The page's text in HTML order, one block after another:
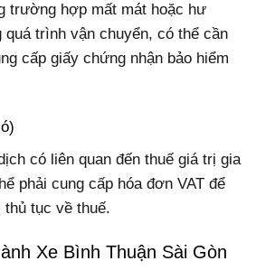
trường hợp mất mát hoặc hư
quá trình vận chuyển, có thể cần
cấp giấy chứng nhận bảo hiểm
có liên quan đến thuế giá trị gia
phải cung cấp hóa đơn VAT để
thủ tục về thuế.
Xe Bình Thuận Sài Gòn